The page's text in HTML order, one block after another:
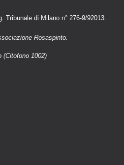
Tribunale di Milano n° 276-9/92013.
Rosaspinto.
(Citofono 1002)